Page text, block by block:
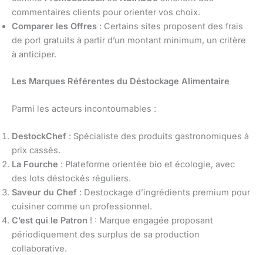
commentaires clients pour orienter vos choix.
Comparer les Offres : Certains sites proposent des frais
de port gratuits à partir d’un montant minimum, un critère
à anticiper.
Les Marques Référentes du Déstockage Alimentaire
Parmi les acteurs incontournables :
DestockChef : Spécialiste des produits gastronomiques à
prix cassés.
La Fourche : Plateforme orientée bio et écologie, avec
des lots déstockés réguliers.
Saveur du Chef : Destockage d’ingrédients premium pour
cuisiner comme un professionnel.
C’est qui le Patron ! : Marque engagée proposant
périodiquement des surplus de sa production
collaborative.